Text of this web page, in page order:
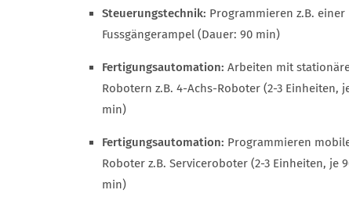
Steuerungstechnik: Programmieren z.B. einer
Fussgängerampel (Dauer: 90 min)
Fertigungsautomation: Arbeiten mit
Robotern z.B. 4-Achs-Roboter (2-3 Einheiten,
min)
Fertigungsautomation: Programmieren
Roboter z.B. Serviceroboter (2-3 Einheiten, je
min)